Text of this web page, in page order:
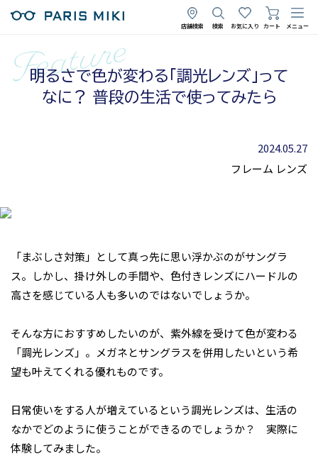
店舗検索 検索 お気に入り カート メニュー
明るさで色が変わる「調光レンズ」って
なに？ 普段の生活で使ってみたら
2024.05.27
フレーム レンズ
「まぶしさ対策」として真っ先に思い浮かぶのがサングラ
ス。しかし、掛け外しの手間や、色付きレンズにハードルの
高さを感じている人も多いのではないでしょうか。
そんな方におすすめしたいのが、紫外線を受けて色が変わる
「調光レンズ」。メガネとサングラスを併用したいという希
望も叶えてくれる優れものです。
日常使いをする人が増えているという調光レンズは、生活の
なかでどのように使うことができるのでしょうか？ 実際に
体験してみました。